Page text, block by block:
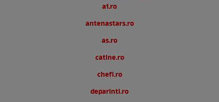
a1.ro
antenastars.ro
as.ro
catine.ro
chefi.ro
deparinti.ro